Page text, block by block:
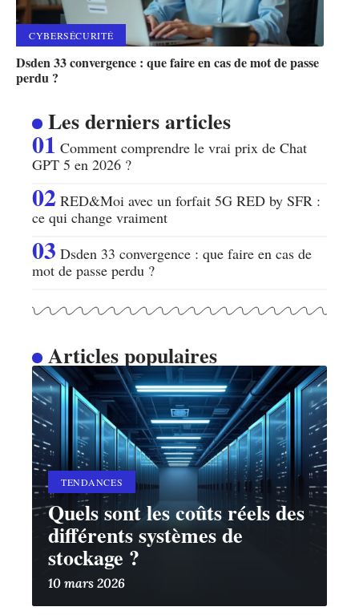
CYBERSÉCURITÉ
Dsden 33 convergence : que faire en cas de mot de passe
perdu ?
Les derniers articles
Comment comprendre le vrai prix de Chat
GPT 5 en 2026 ?
RED&Moi avec un forfait 5G RED by SFR :
ce qui change vraiment
Dsden 33 convergence : que faire en cas de
mot de passe perdu ?
Articles populaires
TENDANCES
Quels sont les coûts réels des
différents systèmes de
stockage ?
10 mars 2026